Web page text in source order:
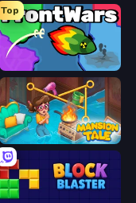
Top
FrontWars.io
Mansion Tale: Merge Secrets